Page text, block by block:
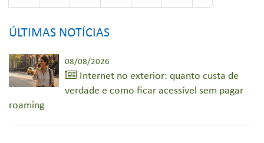
ÚLTIMAS NOTÍCIAS
08/08/2026
Internet no exterior: quanto custa de
verdade e como ficar acessível sem pagar
roaming